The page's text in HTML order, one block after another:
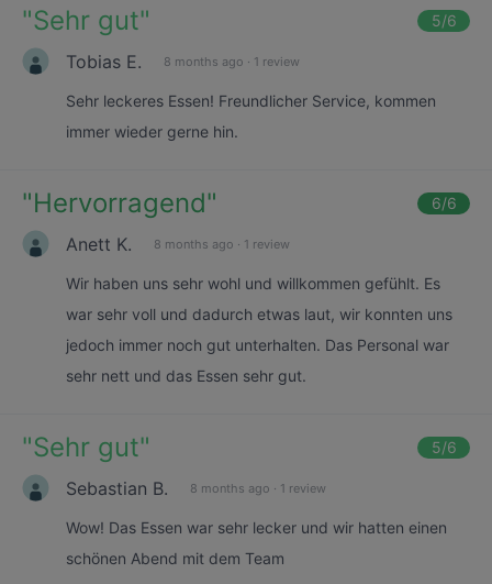
"Sehr gut" 5/6
Tobias E. 8 months ago · 1 review
Sehr leckeres Essen! Freundlicher Service, kommen
immer wieder gerne hin.
"Hervorragend" 6/6
Anett K. 8 months ago · 1 review
Wir haben uns sehr wohl und willkommen gefühlt. Es
war sehr voll und dadurch etwas laut, wir konnten uns
jedoch immer noch gut unterhalten. Das Personal war
sehr nett und das Essen sehr gut.
"Sehr gut" 5/6
Sebastian B. 8 months ago · 1 review
Wow! Das Essen war sehr lecker und wir hatten einen
schönen Abend mit dem Team